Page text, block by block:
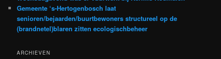
Gemeente ‘s-Hertogenbosch laat
senioren/bejaarden/buurtbewoners structureel op de
(brandnetel)blaren zitten ecologischbeheer
ARCHIEVEN